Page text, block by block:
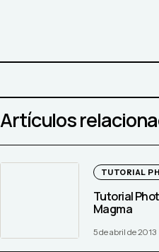
Artículos
TUTORIAL
Tutorial
Magma
5 de abril de 2013